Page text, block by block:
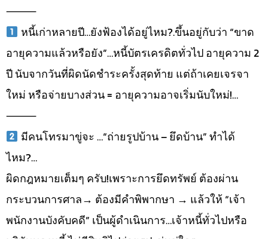
⸻
หนี้เก่าหลายปี…ยังฟ้องได้อยู่ไหม?.ขึ้นอยู่กับว่า “ขาด
อายุความแล้วหรือยัง”…หนี้บัตรเครดิตทั่วไป อายุความ 2
ปี นับจากวันที่ผิดนัดชำระครั้งสุดท้าย แต่ถ้าเคยเจรจา
ใหม่ หรือจ่ายบางส่วน = อายุความอาจเริ่มนับใหม่!…
⸻
มีคนโทรมาขู่จะ …“ถ่ายรูปบ้าน – ยึดบ้าน” ทำได้
ไหม?…
ผิดกฎหมายเต็มๆ ครับ!เพราะการยึดทรัพย์ ต้องผ่าน
กระบวนการศาล→ ต้องมีคำพิพากษา → แล้วให้ “เจ้า
พนักงานบังคับคดี” เป็นผู้ดำเนินการ…เจ้าหนี้ทั่วไปหรือ